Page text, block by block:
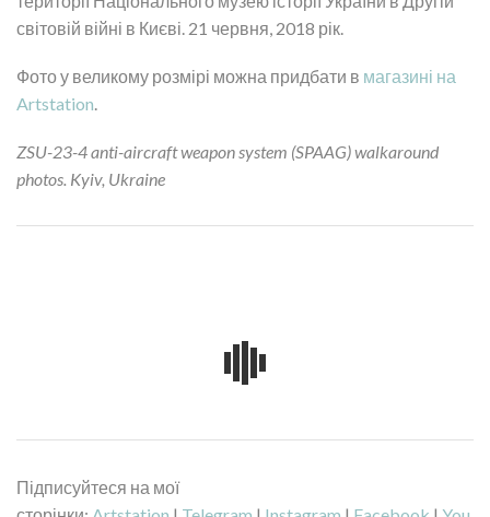
світовій війні в Києві. 21 червня, 2018 рік.
Фото у великому розмірі можна придбати в магазині на
Artstation.
ZSU-23-4 anti-aircraft weapon system (SPAAG) walkaround
photos. Kyiv, Ukraine
Підписуйтеся на мої